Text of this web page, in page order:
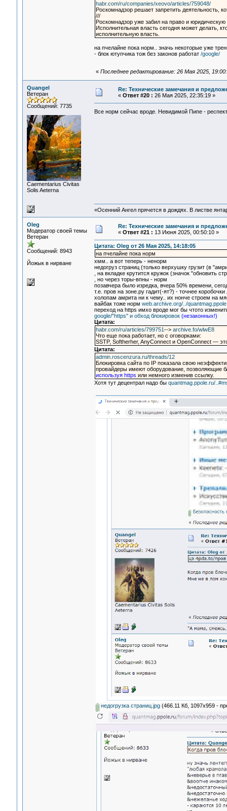
habr.com/ru/companies/xeovo/articles/759048/
Роскомнадзор решает запретить деятельность,
///
Роскомнадзор уже забил на право и юридическую
Исполнительная власть сегодня может делать,
исполнительную власть.
на пчелайне пока норм.. значь некоторые уже
- блок ютупчика тож без законов работат /google/
« Последнее редактирование: 26 Мая 2025,
Quangel
Ветеран
Сообщений: 7735
Сaementarius Civitas
Solis Aeterna
Re: Технические замечания и
« Ответ #20 : 26 Мая 2025, 22:35:19 »
Все норм сейчас вроде. Невидимой Пипе -
«Осенний Ангел прячется в дождях. В листве
Oleg
Модератор своей темы
Ветеран
Сообщений: 8943
Йожык в нирване
Re: Технические замечания и
« Ответ #21 : 13 Июня 2025, 00:50:10 »
Цитата: Oleg от 26 Мая 2025, 14:18:05
на пчелайне пока норм
хмм.. а вот теперь - ненорм
недогруз страниц (только верхушку грузит (в
, на вкладке крутится кружок (значок "обновить
, но через торы-впны - норм
позавчера было изредка, вчера 50% времени,
т.е. пров на зоне.ру гадит(-ят?) - точнее
холопам амрита ни к чему.. их нонче строем на
вайбак тоже норм web.archive.org/../
переход на https имхо вроде мог бы чтото
google/"https" и обход блокировок (незаконных!)
Цитата:
habr.com/ru/articles/799751 --> archive.fo/wlwE8
Что еще пока работает, но с оговорками:
SSTP, Softherher, AnyConnect и OpenConnect —
Цитата:
admin.roscenzura.ru/threads/12
Блокировка сайта по IP показала свою
провайдеры имеют оборудование, позволяющие
используя https или немного изменив ссылку.
Хотя тут децентрал надо бы quantmag.ppole.ru/
недогрузка страниц.jpg(466.11 Кб, 1097x959 -